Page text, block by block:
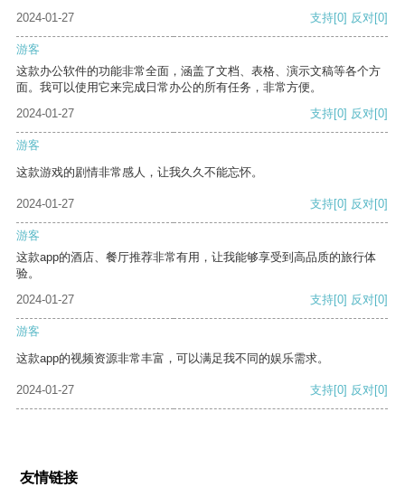
2024-01-27 支持[0] 反对[0]
游客
这款办公软件的功能非常全面，涵盖了文档、表格、演示文稿等各个方
面。我可以使用它来完成日常办公的所有任务，非常方便。
2024-01-27
支持[0] 反对[0]
游客
这款游戏的剧情非常感人，让我久久不能忘怀。
2024-01-27 支持[0] 反对[0]
游客
这款app的酒店、餐厅推荐非常有用，让我能够享受到高品质的旅行体
验。
2024-01-27
支持[0] 反对[0]
游客
这款app的视频资源非常丰富，可以满足我不同的娱乐需求。
2024-01-27 支持[0] 反对[0]
友情链接